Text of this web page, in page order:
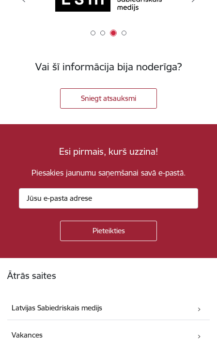
Vai šī informācija bija noderīga?
Sniegt atsauksmi
Esi pirmais, kurš uzzina!
Piesakies jaunumu saņemšanai savā e-pastā.
Ātrās saites
Latvijas Sabiedriskais medijs
Vakances